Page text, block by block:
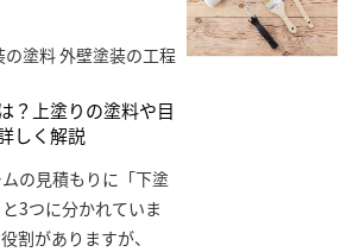
塗料 外壁塗装の工程
？上塗りの塗料や目
しく解説
の見積もりに「下塗
3つに分かれていま
割がありますが、